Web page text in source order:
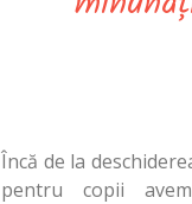
Încă de la
pentru copii